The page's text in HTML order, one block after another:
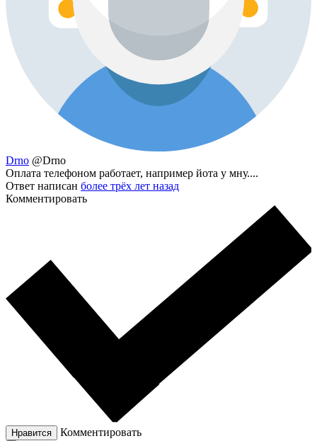
Drno @Drno
Оплата телефоном работает, например йота у мну....
Ответ написан более трёх лет назад
Комментировать
Нравится Комментировать